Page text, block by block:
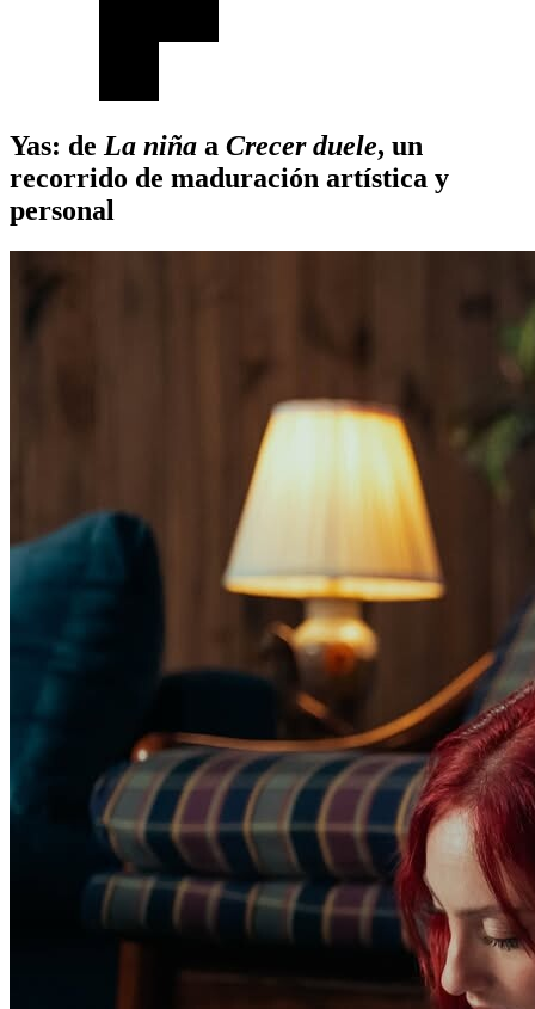
Yas: de La niña a Crecer duele, un
recorrido de maduración artística y
personal